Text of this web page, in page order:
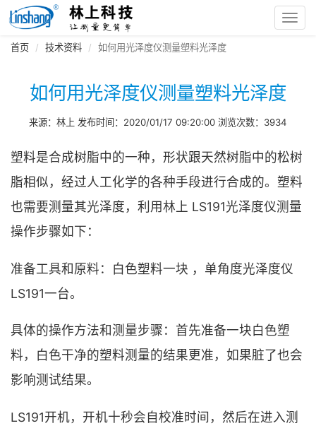
首页 技术资料 如何用光泽度仪测量塑料光泽度
如何用光泽度仪测量塑料光泽度
来源：林上 发布时间：2020/01/17 09:20:00 浏览次数：3934
塑料是合成树脂中的一种，形状跟天然树脂中的松树
脂相似，经过人工化学的各种手段进行合成的。塑料
也需要测量其光泽度，利用林上 LS191光泽度仪测量
操作步骤如下：
准备工具和原料：白色塑料一块 ，单角度光泽度仪
LS191一台。
具体的操作方法和测量步骤：首先准备一块白色塑
料，白色干净的塑料测量的结果更准，如果脏了也会
影响测试结果。
LS191开机，开机十秒会自校准时间，然后在进入测